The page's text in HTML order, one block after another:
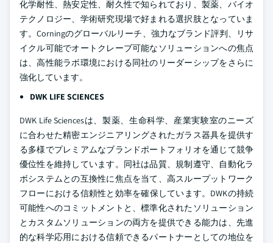
化学耐性、熱安定性、耐久性で知られており、製薬、バイオ
テクノロジー、学術研究現場で好まれる選択肢となっていま
す。Corningのグローバルリーチ、強力なブランド評判、リサ
イクル可能でオートクレーブ可能なソリューションへの焦点
は、高性能ラボ環境における同社のリーダーシップをさらに
強化しています。
DWK LIFE SCIENCES
DWK Life Sciencesは、製薬、生命科学、産業実験室のニーズ
に合わせた精密エンジニアリングされたガラス器具を提供す
る多様でプレミアムなブランドポートフォリオを通じて競争
優位性を維持しています。同社は品質、規制遵守、自動化ラ
ボシステムとの互換性に焦点を当て、高スループットワーク
フローにおける信頼性と効率を確保しています。DWKの持続
可能性へのコミットメントと、標準化されたソリューション
とカスタムソリューションの両方を提供できる能力は、先進
的な科学応用における信頼できるパートナーとしての地位を